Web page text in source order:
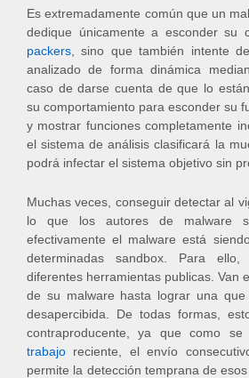
Es extremadamente común que un
dedique únicamente a esconder su
packers , sino que también intente
analizado de forma dinámica
caso de darse cuenta de que lo
su comportamiento para esconder su
y mostrar funciones completamente
el sistema de análisis clasificará la
podrá infectar el sistema objetivo sin
Muchas veces, conseguir detectar al
lo que los autores de malware
efectivamente el malware está
determinadas sandbox. Para
diferentes herramientas publicas. Van
de su malware hasta lograr una que
desapercibida. De todas formas,
contraproducente, ya que como
trabajo reciente, el envío
permite la detección temprana de